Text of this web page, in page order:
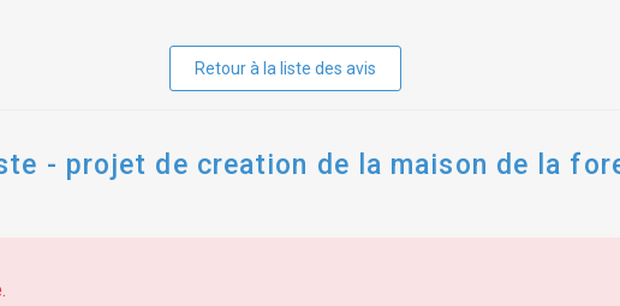
Retour à la liste des avis
- projet de creation de la maison de la